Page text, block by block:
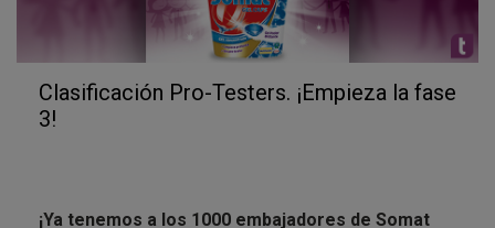
Clasificación Pro-Testers. ¡Empieza la fase
3!
¡Ya tenemos a los 1000 embajadores de Somat